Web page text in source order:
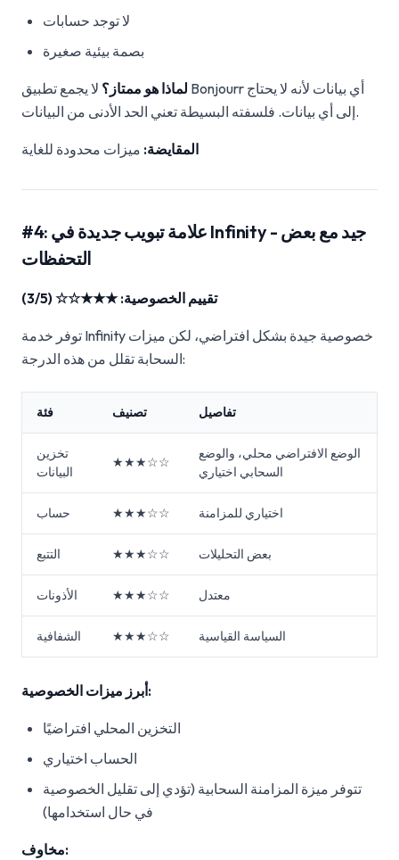
لا توجد حسابات
بصمة بيئية صغيرة
لماذا هو ممتاز؟ لا يجمع تطبيق Bonjourr أي بيانات لأنه لا يحتاج
إلى أي بيانات. فلسفته البسيطة تعني الحد الأدنى من البيانات.
المقايضة: ميزات محدودة للغاية
#4: علامة تبويب جديدة في Infinity - جيد مع بعض
التحفظات
تقييم الخصوصية: ★★★☆☆ (3/5)
توفر خدمة Infinity خصوصية جيدة بشكل افتراضي، لكن ميزات
السحابة تقلل من هذه الدرجة:
فئة تصنيف تفاصيل
تخزين
البيانات
★★★☆☆
الوضع الافتراضي محلي، والوضع
السحابي اختياري
حساب ★★★☆☆ اختياري للمزامنة
التتبع ★★★☆☆ بعض التحليلات
الأذونات ★★★☆☆ معتدل
الشفافية ★★★☆☆ السياسة القياسية
أبرز ميزات الخصوصية:
التخزين المحلي افتراضيًا
الحساب اختياري
تتوفر ميزة المزامنة السحابية (تؤدي إلى تقليل الخصوصية
في حال استخدامها)
مخاوف: